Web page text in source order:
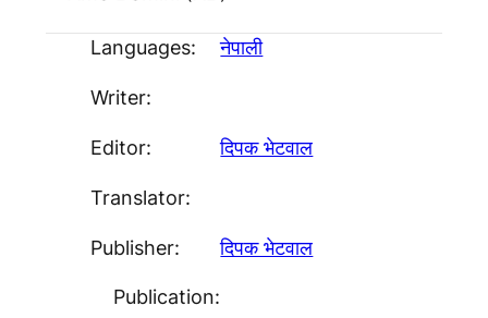
Languages: नेपाली
Writer:
Editor: दिपक भेटवाल
Translator:
Publisher: दिपक भेटवाल
Publication: